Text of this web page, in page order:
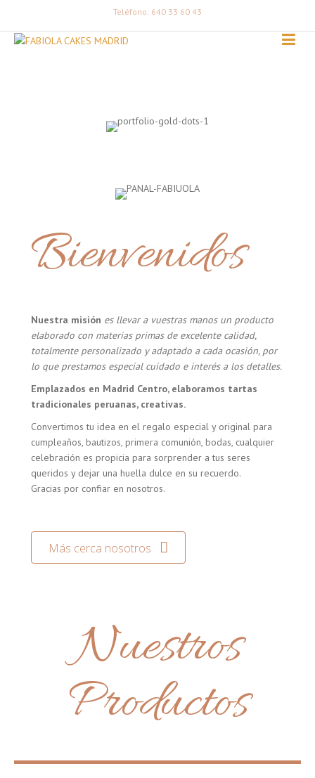
Teléfono: 640 33 60 43
Bienvenidos
Nuestra misión es llevar a vuestras manos un producto
elaborado con materias primas de excelente calidad,
totalmente personalizado y adaptado a cada ocasión, por
lo que prestamos especial cuidado e interés a los detalles.
Emplazados en Madrid Centro, elaboramos tartas
tradicionales peruanas, creativas.
Convertimos tu idea en el regalo especial y original para
cumpleaños, bautizos, primera comunión, bodas, cualquier
celebración es propicia para sorprender a tus seres
queridos y dejar una huella dulce en su recuerdo.
Gracias por confiar en nosotros.
Más cerca nosotros
Nuestros
Productos